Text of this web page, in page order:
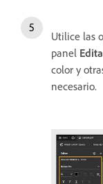
Utilice las
panel
color y
necesario.